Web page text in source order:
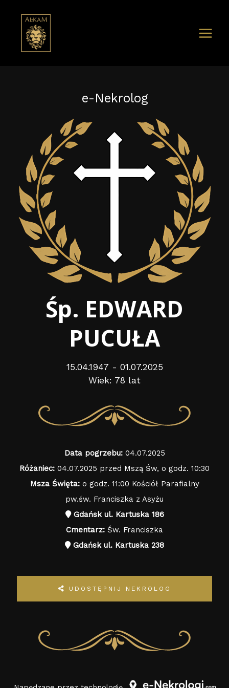
e-Nekrolog
Śp. EDWARD
PUCUŁA
15.04.1947 - 01.07.2025
Wiek: 78 lat
Data pogrzebu:04.07.2025
Różaniec: 04.07.2025 przed Mszą Św, o godz. 10:30
Msza Święta:o godz. 11:00 Kościół Parafialny
pw.św. Franciszka z Asyżu
Gdańsk ul. Kartuska 186
Cmentarz: Św. Franciszka
Gdańsk ul. Kartuska 238
UDOSTĘPNIJ NEKROLOG